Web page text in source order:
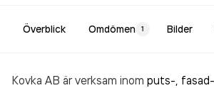
Överblick Omdömen 1 Bilder
Kovka AB är verksam inom puts-,